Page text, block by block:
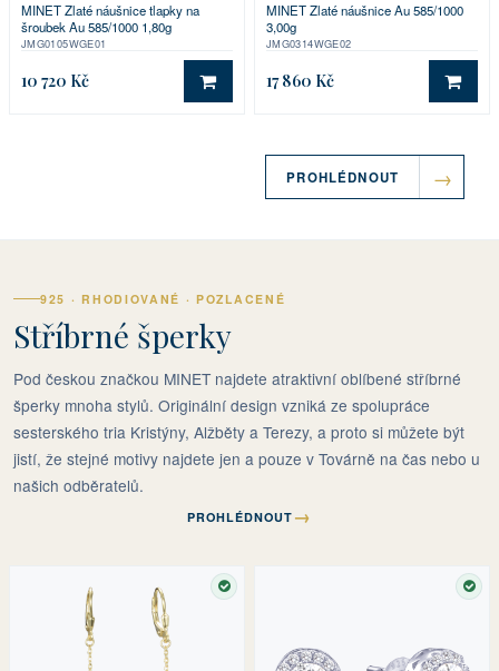
MINET Zlaté náušnice tlapky na
šroubek Au 585/1000 1,80g
JMG0105WGE01
10 720 Kč DO KOŠÍKU
MINET Zlaté náušnice Au 585/1000
3,00g
JMG0314WGE02
17 860 Kč DO
PROHLÉDNOUT
925 · RHODIOVANÉ · POZLACENÉ
Stříbrné šperky
Pod českou značkou MINET najdete atraktivní oblíbené stříbrné
šperky mnoha stylů. Originální design vzniká ze spolupráce
sesterského tria Kristýny, Alžběty a Terezy, a proto si můžete být
jistí, že stejné motivy najdete jen a pouze v Továrně na čas nebo u
našich odběratelů.
PROHLÉDNOUT →
SKLADEM